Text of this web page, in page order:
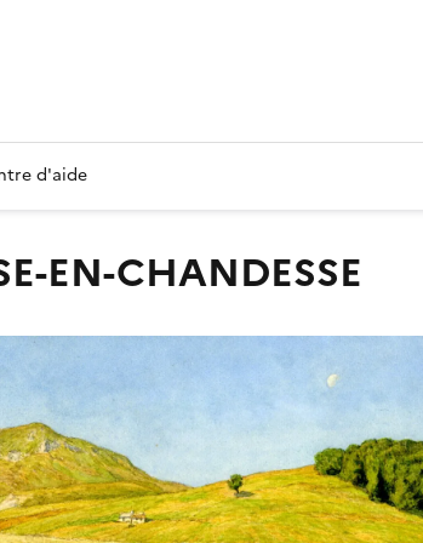
d'aide
EN-CHANDESSE